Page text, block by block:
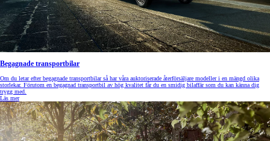
Begagnade transportbilar
Om du letar efter begagnade transportbilar så har våra auktoriserade återförsäljare modeller i en mängd olika
storlekar. Förutom en begagnad transportbil av hög kvalitet får du en smidig bilaffär som du kan känna dig
trygg med.
Läs mer